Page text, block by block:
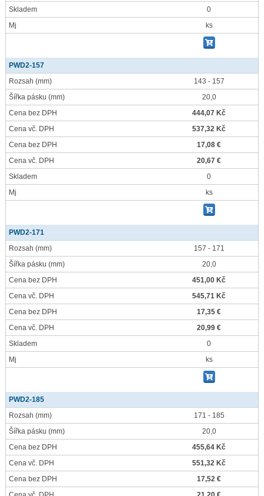
Skladem
0
Mj
ks
PWD2-157
Rozsah (mm)
143 - 157
Šířka pásku (mm)
20,0
Cena bez DPH
444,07 Kč
Cena vč. DPH
537,32 Kč
Cena bez DPH
17,08 €
Cena vč. DPH
20,67 €
Skladem
0
Mj
ks
PWD2-171
Rozsah (mm)
157 - 171
Šířka pásku (mm)
20,0
Cena bez DPH
451,00 Kč
Cena vč. DPH
545,71 Kč
Cena bez DPH
17,35 €
Cena vč. DPH
20,99 €
Skladem
0
Mj
ks
PWD2-185
Rozsah (mm)
171 - 185
Šířka pásku (mm)
20,0
Cena bez DPH
455,64 Kč
Cena vč. DPH
551,32 Kč
Cena bez DPH
17,52 €